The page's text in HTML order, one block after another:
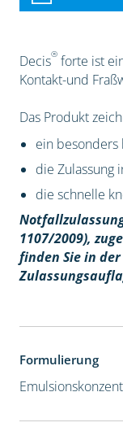
Decis®forte ist
Kontakt-und
Das Produkt
ein besonders
die Zulassung
die schnelle
1107/2009), z
finden Sie in
Formulierung